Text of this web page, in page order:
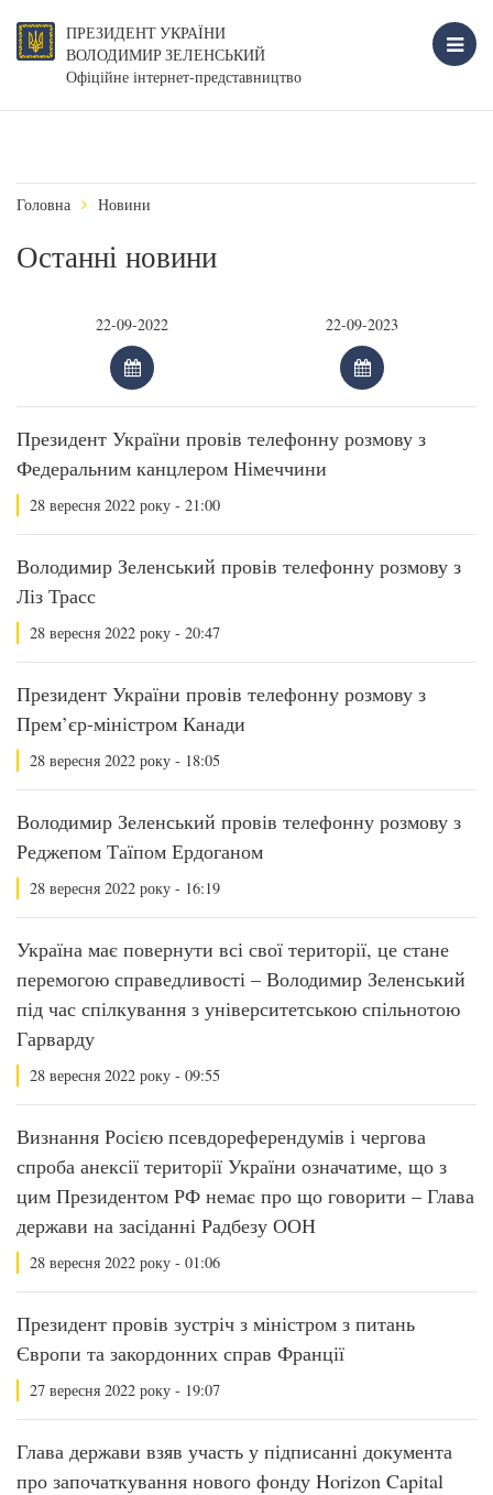
ПРЕЗИДЕНТ УКРАЇНИ
ВОЛОДИМИР ЗЕЛЕНСЬКИЙ
Офіційне інтернет-представництво
Головна Новини
Останні новини
Президент України провів телефонну розмову з
Федеральним канцлером Німеччини
28 вересня 2022 року - 21:00
Володимир Зеленський провів телефонну розмову з
Ліз Трасс
28 вересня 2022 року - 20:47
Президент України провів телефонну розмову з
Прем’єр-міністром Канади
28 вересня 2022 року - 18:05
Володимир Зеленський провів телефонну розмову з
Реджепом Таїпом Ердоганом
28 вересня 2022 року - 16:19
Україна має повернути всі свої території, це стане
перемогою справедливості – Володимир Зеленський
під час спілкування з університетською спільнотою
Гарварду
28 вересня 2022 року - 09:55
Визнання Росією псевдореферендумів і чергова
спроба анексії території України означатиме, що з
цим Президентом РФ немає про що говорити – Глава
держави на засіданні Радбезу ООН
28 вересня 2022 року - 01:06
Президент провів зустріч з міністром з питань
Європи та закордонних справ Франції
27 вересня 2022 року - 19:07
Глава держави взяв участь у підписанні документа
про започаткування нового фонду Horizon Capital